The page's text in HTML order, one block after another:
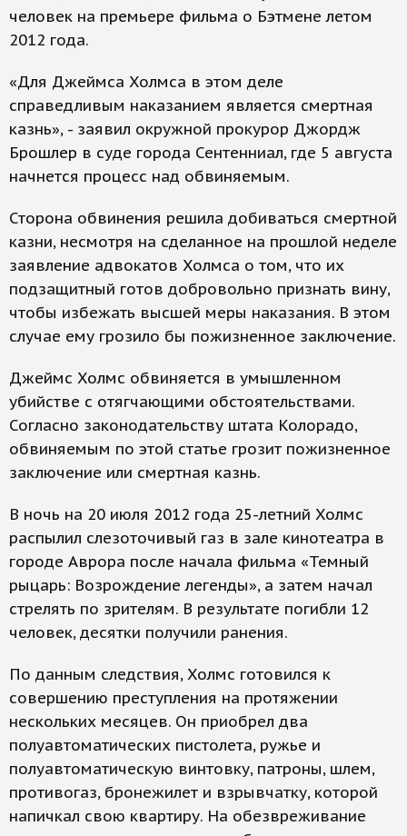
человек на премьере фильма о Бэтмене летом
2012 года.
«Для Джеймса Холмса в этом деле
справедливым наказанием является смертная
казнь», - заявил окружной прокурор Джордж
Брошлер в суде города Сентенниал, где 5 августа
начнется процесс над обвиняемым.
Сторона обвинения решила добиваться смертной
казни, несмотря на сделанное на прошлой неделе
заявление адвокатов Холмса о том, что их
подзащитный готов добровольно признать вину,
чтобы избежать высшей меры наказания. В этом
случае ему грозило бы пожизненное заключение.
Джеймс Холмс обвиняется в умышленном
убийстве с отягчающими обстоятельствами.
Согласно законодательству штата Колорадо,
обвиняемым по этой статье грозит пожизненное
заключение или смертная казнь.
В ночь на 20 июля 2012 года 25-летний Холмс
распылил слезоточивый газ в зале кинотеатра в
городе Аврора после начала фильма «Темный
рыцарь: Возрождение легенды», а затем начал
стрелять по зрителям. В результате погибли 12
человек, десятки получили ранения.
По данным следствия, Холмс готовился к
совершению преступления на протяжении
нескольких месяцев. Он приобрел два
полуавтоматических пистолета, ружье и
полуавтоматическую винтовку, патроны, шлем,
противогаз, бронежилет и взрывчатку, которой
напичкал свою квартиру. На обезвреживание